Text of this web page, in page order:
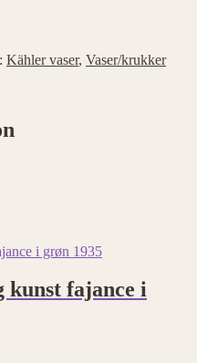
Kähler vaser, Vaser/krukker
kunst fajance i